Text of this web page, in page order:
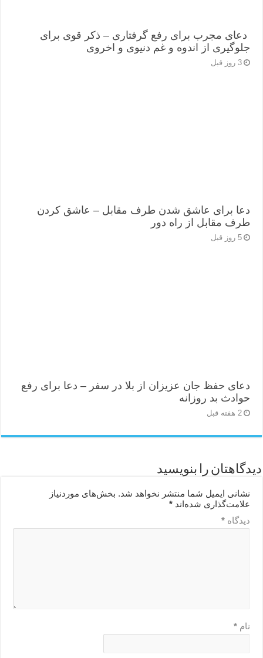
دعای مجرب برای رفع گرفتاری – ذکر قوی برای
جلوگیری از اندوه و غم دنیوی و اخروی
3 روز قبل
دعا برای عاشق شدن طرف مقابل – عاشق کردن
طرف مقابل از راه دور
5 روز قبل
دعای حفظ جان عزیزان از بلا در سفر – دعا برای رفع
حوادث بد روزانه
2 هفته قبل
دیدگاهتان را بنویسید
نشانی ایمیل شما منتشر نخواهد شد. بخش‌های موردنیاز
علامت‌گذاری شده‌اند*
دیدگاه*
نام*